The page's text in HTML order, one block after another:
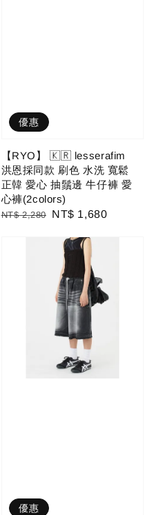
優惠
【RYO】 🇰🇷 lesserafim
洪恩採同款 刷色 水洗 寬鬆
正韓 愛心 抽鬚邊 牛仔褲 愛
心褲(2colors)
Regular
NT$ 2,280
Sale
NT$ 1,680
優惠